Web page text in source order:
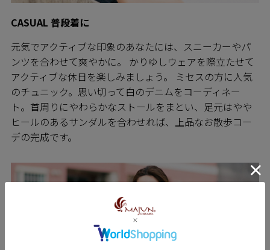
CASUAL 普段着に
元気でアクティブな印象のあなたには、スニーカーやパ
ンツを合わせて爽やかに。 かりゆしウェアを際立たせて
アクティブな休日を楽しみましょう。 ミセスの方に人気
のチュニック。思い切って白のデニムをコーディネー
ト。首周りにやわらかなストールをまとい、足元はやや
ヒールのあるサンダルを合わせれば、上品なお散歩コー
デの完成です。